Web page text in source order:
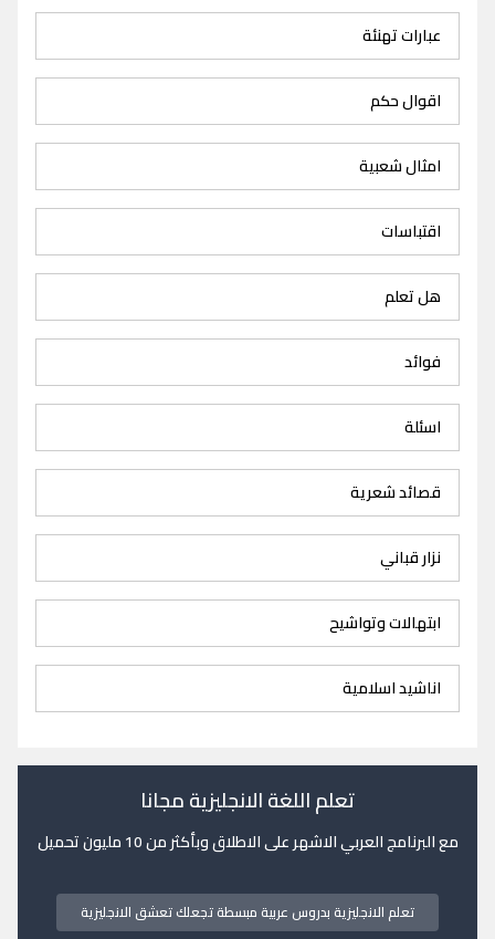
عبارات تهنئة
اقوال حكم
امثال شعبية
اقتباسات
هل تعلم
فوائد
اسئلة
قصائد شعرية
نزار قباني
ابتهالات وتواشيح
اناشيد اسلامية
تعلم اللغة الانجليزية مجانا
مع البرنامج العربي الاشهر على الاطلاق وبأكثر من 10 مليون تحميل
تعلم الانجليزية بدروس عربية مبسطة تجعلك تعشق الانجليزية